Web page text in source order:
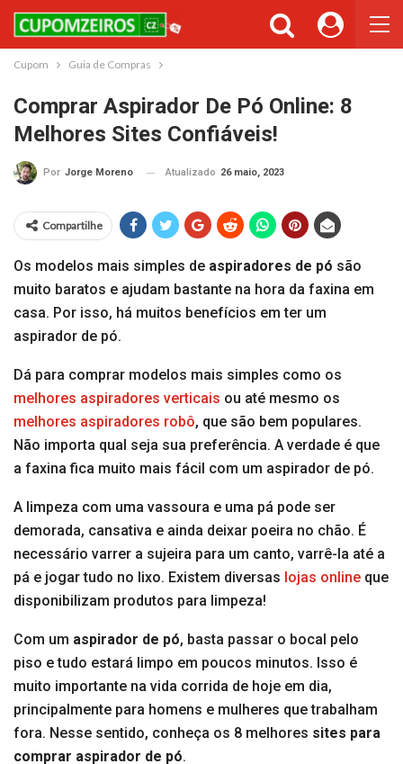
Cupons ou Cashback
Você gostaria de ser avisado sempre que tivermos cupons ou
cashback incríveis?
Não permitir Permitir
Cupom Guia de Compras
Comprar Aspirador De Pó Online: 8
Melhores Sites Confiáveis!
Por Jorge Moreno Atualizado 26 maio, 2023
Compartilhe
Os modelos mais simples de aspiradores de pó são
muito baratos e ajudam bastante na hora da faxina em
casa. Por isso, há muitos benefícios em ter um
aspirador de pó.
Dá para comprar modelos mais simples como os
melhores aspiradores verticais ou até mesmo os
melhores aspiradores robô, que são bem populares.
Não importa qual seja sua preferência. A verdade é que
a faxina fica muito mais fácil com um aspirador de pó.
A limpeza com uma vassoura e uma pá pode ser
demorada, cansativa e ainda deixar poeira no chão. É
necessário varrer a sujeira para um canto, varrê-la até a
pá e jogar tudo no lixo. Existem diversas lojas online que
disponibilizam produtos para limpeza!
Com um aspirador de pó, basta passar o bocal pelo
piso e tudo estará limpo em poucos minutos. Isso é
muito importante na vida corrida de hoje em dia,
principalmente para homens e mulheres que trabalham
fora. Nesse sentido, conheça os 8 melhores sites para
comprar aspirador de pó.